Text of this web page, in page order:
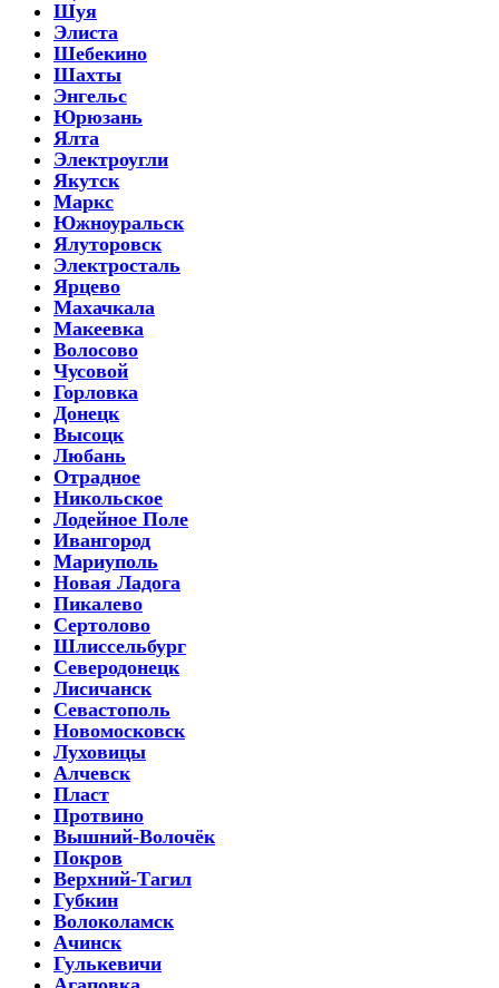
Шуя
Элиста
Шебекино
Шахты
Энгельс
Юрюзань
Ялта
Электроугли
Якутск
Маркс
Южноуральск
Ялуторовск
Электросталь
Ярцево
Махачкала
Макеевка
Волосово
Чусовой
Горловка
Донецк
Высоцк
Любань
Отрадное
Никольское
Лодейное Поле
Ивангород
Мариуполь
Новая Ладога
Пикалево
Сертолово
Шлиссельбург
Северодонецк
Лисичанск
Севастополь
Новомосковск
Луховицы
Алчевск
Пласт
Протвино
Вышний-Волочёк
Покров
Верхний-Тагил
Губкин
Волоколамск
Ачинск
Гулькевичи